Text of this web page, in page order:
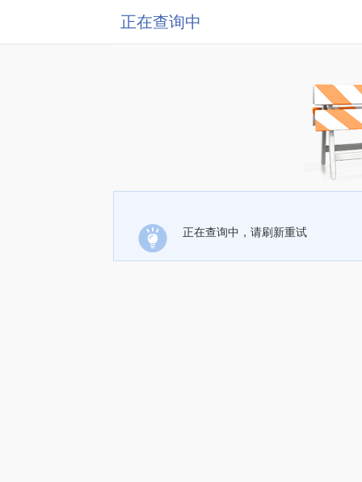
正在查询中
正在查询中，请刷新重试